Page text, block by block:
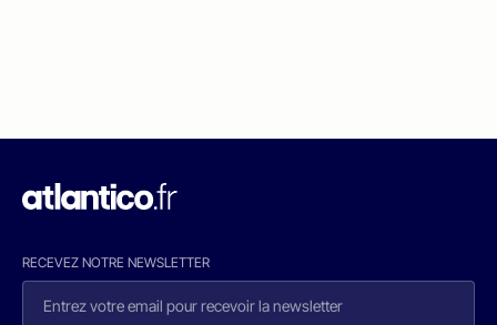
RECEVEZ NOTRE NEWSLETTER